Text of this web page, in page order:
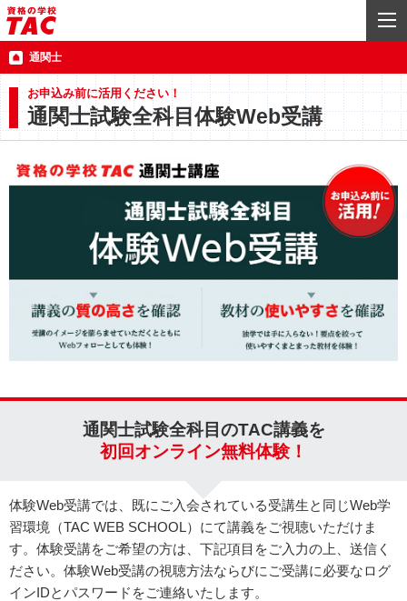
通関士
お申込み前に活用ください！
通関士試験全科目体験Web受講
通関士試験全科目のTAC講義を
初回オンライン無料体験！
体験Web受講では、既にご入会されている受講生と同じWeb学
習環境（TAC WEB SCHOOL）にて講義をご視聴いただけま
す。体験受講をご希望の方は、下記項目をご入力の上、送信く
ださい。体験Web受講の視聴方法ならびにご受講に必要なログ
インIDとパスワードをご連絡いたします。